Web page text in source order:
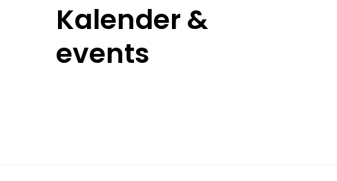
Kalender &
events